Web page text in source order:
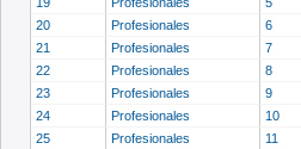
20
Profesionales 6
21
Profesionales 7
22
Profesionales 8
23
Profesionales 9
24
Profesionales 10
25
Profesionales 11